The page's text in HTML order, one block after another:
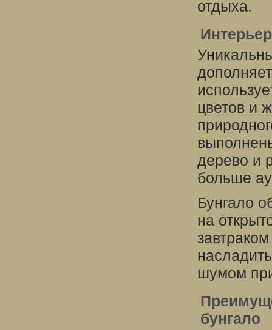
отдыха.
цветов и
дерево и
больше
Бунгало
на
шумом
бунгало